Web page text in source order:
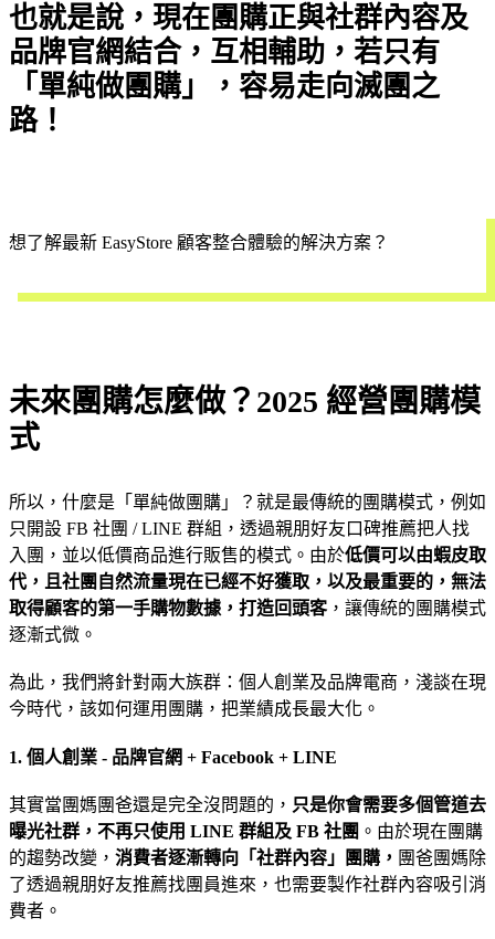
也就是說，現在團購正與社群內容及
品牌官網結合，互相輔助，若只有
「單純做團購」，容易走向滅團之
路！
想了解最新 EasyStore 顧客整合體驗的解決方案？
未來團購怎麼做？2025 經營團購模
式
所以，什麼是「單純做團購」？就是最傳統的團購模式，例如
只開設 FB 社團 / LINE 群組，透過親朋好友口碑推薦把人找
入團，並以低價商品進行販售的模式。由於低價可以由蝦皮取
代，且社團自然流量現在已經不好獲取，以及最重要的，無法
取得顧客的第一手購物數據，打造回頭客，讓傳統的團購模式
逐漸式微。
為此，我們將針對兩大族群：個人創業及品牌電商，淺談在現
今時代，該如何運用團購，把業績成長最大化。
1. 個人創業 - 品牌官網 + Facebook + LINE
其實當團媽團爸還是完全沒問題的， 只是你會需要多個管道去
曝光社群，不再只使用 LINE 群組及 FB 社團 。由於現在團購
的趨勢改變， 消費者逐漸轉向「社群內容」團購， 團爸團媽除
了透過親朋好友推薦找團員進來，也需要製作社群內容吸引消
費者。